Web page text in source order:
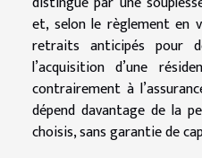
et, selon le règlement en
retraits anticipés pour
l’acquisition d’une
contrairement à
dépend davantage de la
choisis, sans garantie de